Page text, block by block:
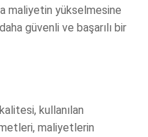
maliyetin yükselmesine
güvenli ve başarılı bir
kullanılan
maliyetlerin